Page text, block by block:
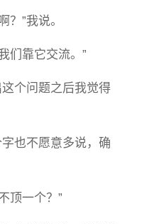
？”我说。
们靠它交流。”
个问题之后我觉得
也不愿意多说，确
顶一个？”